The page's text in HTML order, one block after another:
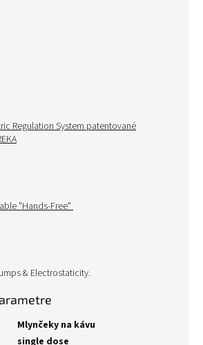
Regulation System patentované
"Hands-Free"
& Electrostaticity.
Mlynčeky na kávu
single dose